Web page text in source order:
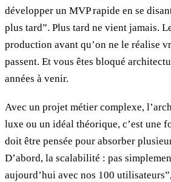
développer un MVP rapide en se
plus tard”. Plus tard ne vient jamais.
production avant qu’on ne le réalise
passent. Et vous êtes bloqué
années à venir.
Avec un projet métier complexe,
luxe ou un idéal théorique, c’est une
doit être pensée pour absorber
D’abord, la scalabilité : pas
aujourd’hui avec nos 100